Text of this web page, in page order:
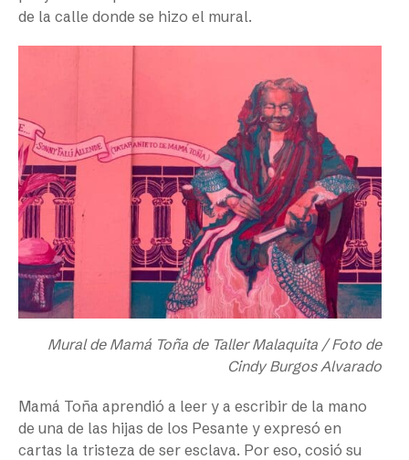
de la calle donde se hizo el mural.
Mural de Mamá Toña de Taller Malaquita / Foto de
Cindy Burgos Alvarado
Mamá Toña aprendió a leer y a escribir de la mano
de una de las hijas de los Pesante y expresó en
cartas la tristeza de ser esclava. Por eso, cosió su